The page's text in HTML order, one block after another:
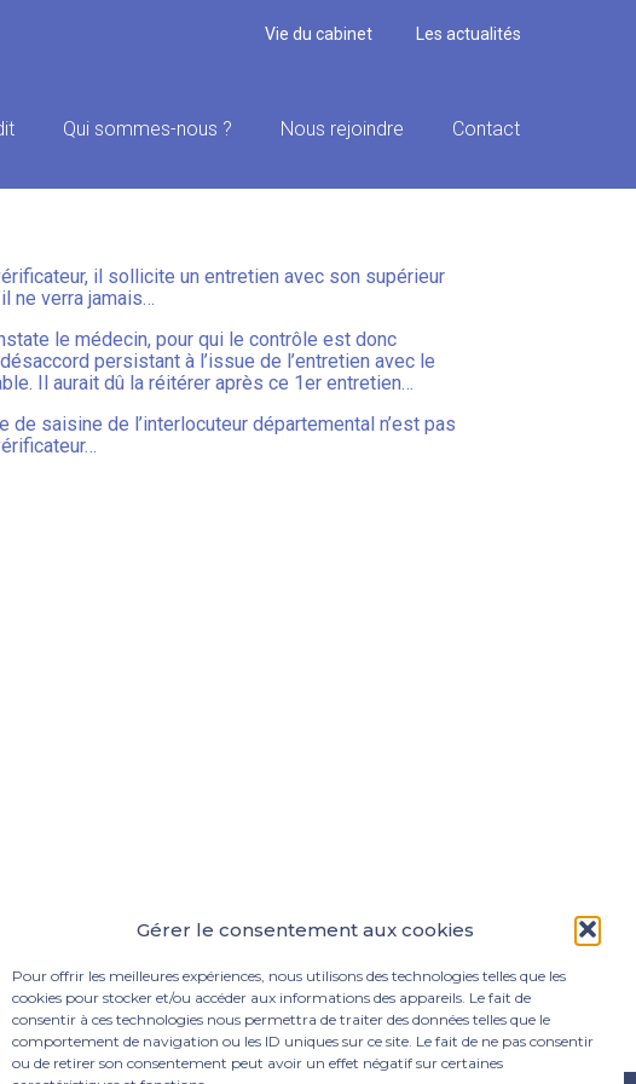
Gérer le consentement aux cookies
Pour offrir les meilleures expériences, nous utilisons des technologies telles que les
cookies pour stocker et/ou accéder aux informations des appareils. Le fait de
consentir à ces technologies nous permettra de traiter des données telles que le
comportement de navigation ou les ID uniques sur ce site. Le fait de ne pas consentir
ou de retirer son consentement peut avoir un effet négatif sur certaines
Vie du cabinet Les actualités
Qui sommes-nous ? Nous rejoindre Contact
il sollicite un entretien avec son supérieur
ne verra jamais…
le médecin, pour qui le contrôle est donc
persistant à l’issue de l’entretien avec le
Il aurait dû la réitérer après ce 1er entretien…
saisine de l’interlocuteur départemental n’est pas